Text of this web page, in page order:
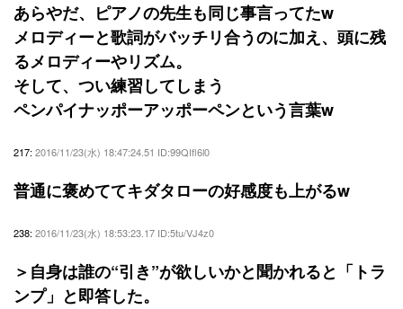
あらやだ、ピアノの先生も同じ事言ってたw
メロディーと歌詞がバッチリ合うのに加え、頭に残
るメロディーやリズム。
そして、つい練習してしまう
ペンパイナッポーアッポーペンという言葉w
217: 2016/11/23(水) 18:47:24.51 ID:99QIfl6l0
普通に褒めててキダタローの好感度も上がるw
238: 2016/11/23(水) 18:53:23.17 ID:5tu/VJ4z0
＞自身は誰の“引き”が欲しいかと聞かれると「トラ
ンプ」と即答した。